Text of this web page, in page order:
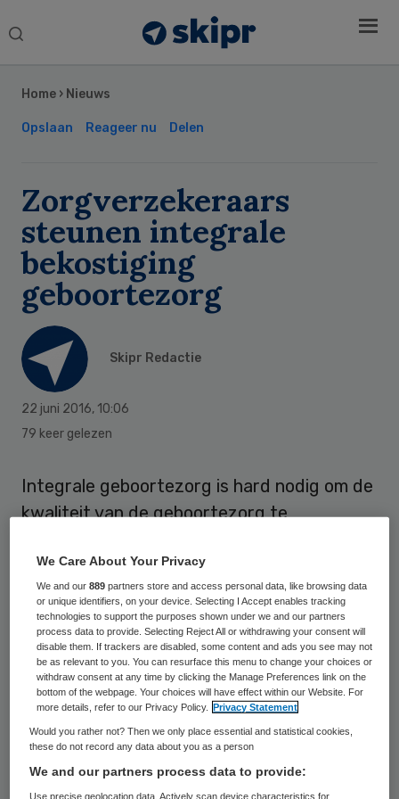
Search
Home › Nieuws
Opslaan Reageer nu Delen
Zorgverzekeraars
steunen integrale
bekostiging
geboortezorg
Skipr Redactie
22 juni 2016, 10:06
79 keer gelezen
Integrale geboortezorg is hard nodig om de
kwaliteit van de geboortezorg te
kind. Dat heeft Zorgverzekeraars
Nederland (ZN) in een brief aan de Tweede
Kamer laten weten.
In de integrale geboortezorg werken
verloskundige en gynaecoloog samen.
“Deze samenwerking is hard nodig om de
beste zorg voor moeder en kind te
organiseren”, aldus ZN. “Zorgverzekeraars
Sidebar
We Care About Your Privacy
We and our889 partners store and access personal data, like browsing data
or unique identifiers, on your device. Selecting I Accept enables tracking
technologies to support the purposes shown under we and our partners
process data to provide. Selecting Reject All or withdrawing your consent will
disable them. If trackers are disabled, some content and ads you see may not
be as relevant to you. You can resurface this menu to change your choices or
withdraw consent at any time by clicking the Manage Preferences link on the
bottom of the webpage. Your choices will have effect within our Website. For
more details, refer to our Privacy Policy.
Privacy Statement
Would you rather not? Then we only place essential and statistical cookies,
these do not record any data about you as a person
We and our partners process data to provide:
Use precise geolocation data. Actively scan device characteristics for